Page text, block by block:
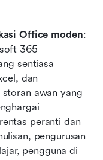
Office moden:
365
sentiasa
dan
storan awan yang
peranti dan
pengurusan
pengguna di